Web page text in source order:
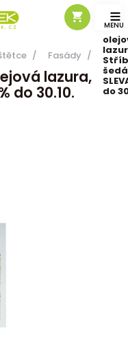
/ Fasády /
šedá
do
lazura,
do 30.10.